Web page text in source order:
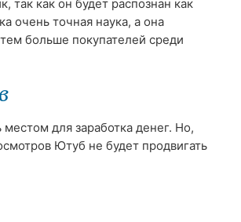
так как он будет распознан как
очень точная наука, а она
больше покупателей среди
для заработка денег. Но,
Ютуб не будет продвигать